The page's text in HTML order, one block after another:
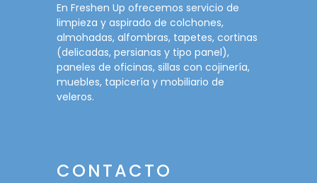
En Freshen Up ofrecemos servicio de
limpieza y aspirado de colchones,
almohadas, alfombras, tapetes, cortinas
(delicadas, persianas y tipo panel),
paneles de oficinas, sillas con cojinería,
muebles, tapicería y mobiliario de
veleros.
CONTACTO